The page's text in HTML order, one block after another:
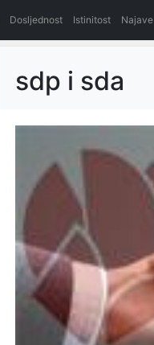
Dosljednost Istinitost Najave
sdp i sda